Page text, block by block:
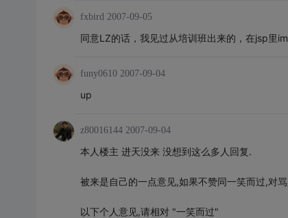
fxbird 2007-09-05
同意LZ的话，我见过从培训班出来的，在jsp里
funy0610 2007-09-04
up
z80016144 2007-09-04
本人楼主 进天没来 没想到这么多人回复.
被来是自己的一点意见,如果不赞同一笑而过,对
以下个人意见,请相对 "一笑而过"